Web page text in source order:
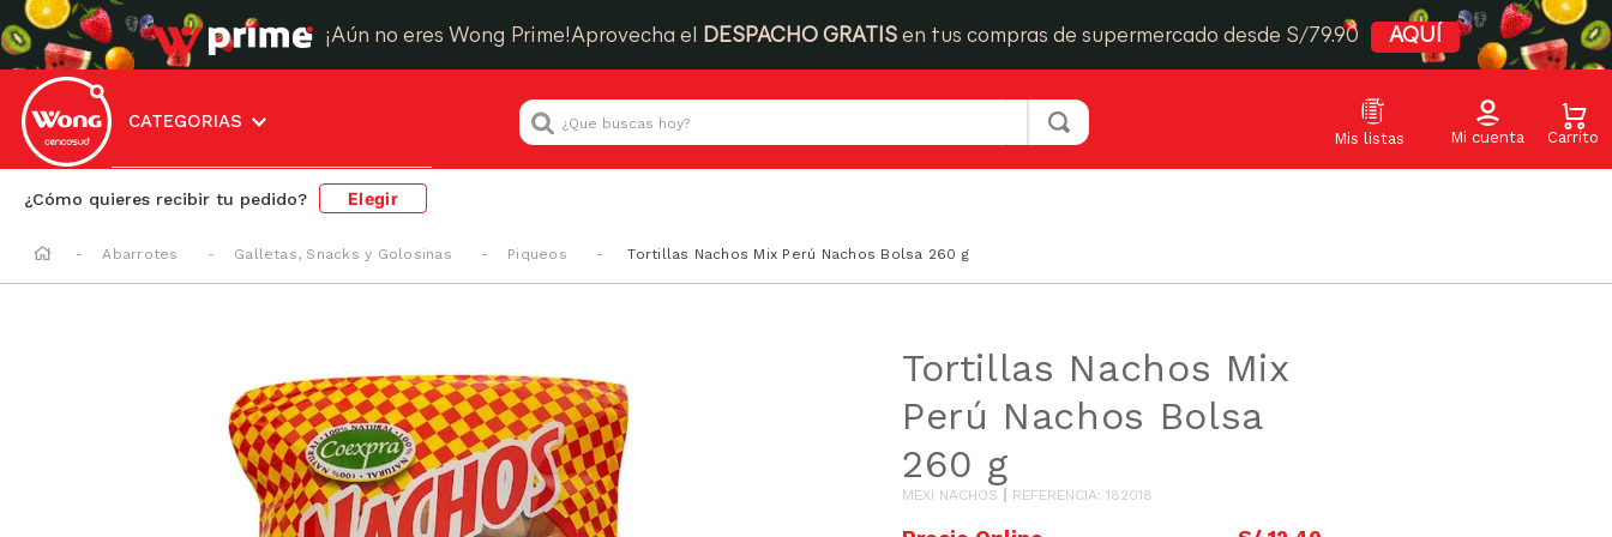
¡Aún no eres Wong Prime!Aprovecha el DESPACHO GRATIS en tus compras de supermercado desde S/79.90 AQUÍ
CATEGORIAS
¿Que buscas hoy?
¿Cómo quieres recibir tu pedido? Elegir
Abarrotes Galletas, Snacks y Golosinas Piqueos Tortillas Nachos Mix Perú Nachos Bolsa 260 g
Tortillas Nachos Mix
Perú Nachos Bolsa
260 g
MEXI NACHOS REFERENCIA: 182018